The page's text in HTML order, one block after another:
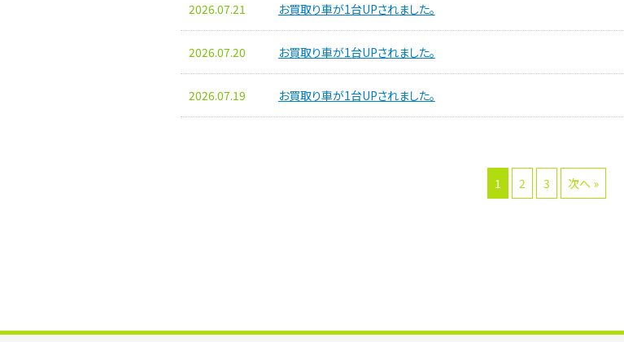
2026.07.21 お買取り車が1台UPされました。
2026.07.20 お買取り車が1台UPされました。
2026.07.19 お買取り車が1台UPされました。
1 2 3 次へ »